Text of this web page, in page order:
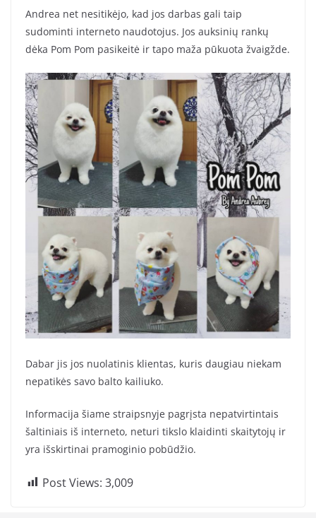
Andrea net nesitikėjo, kad jos darbas gali taip
sudominti interneto naudotojus. Jos auksinių rankų
dėka Pom Pom pasikeitė ir tapo maža pūkuota žvaigžde.
Dabar jis jos nuolatinis klientas, kuris daugiau niekam
nepatikės savo balto kailiuko.
Informacija šiame straipsnyje pagrįsta nepatvirtintais
šaltiniais iš interneto, neturi tikslo klaidinti skaitytojų ir
yra išskirtinai pramoginio pobūdžio.
Post Views: 3,009